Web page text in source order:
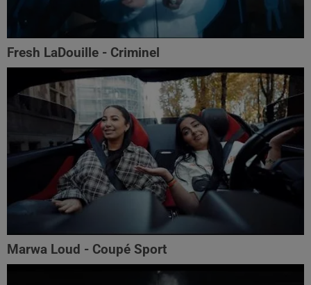
Fresh LaDouille - Criminel
Marwa Loud - Coupé Sport